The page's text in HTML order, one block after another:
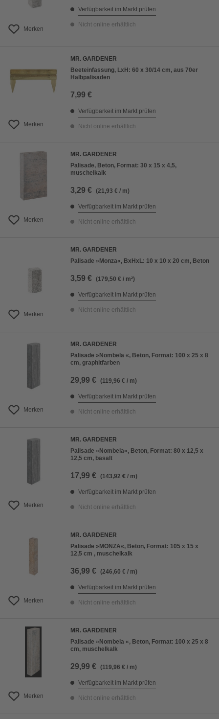
Merken
Verfügbarkeit im Markt prüfen
Nicht online erhältlich
Merken
MR. GARDENER
Beeteinfassung, LxH: 60 x 30/14 cm, aus 70er
Halbpalisaden
7,99 €
Verfügbarkeit im Markt prüfen
Nicht online erhältlich
Merken
MR. GARDENER
Palisade, Beton, Format: 30 x 15 x 4,5,
muschelkalk
3,29 € (21,93 € / m)
Verfügbarkeit im Markt prüfen
Nicht online erhältlich
Merken
MR. GARDENER
Palisade »Monza«, BxHxL: 10 x 10 x 20 cm, Beton
3,59 € (179,50 € / m²)
Verfügbarkeit im Markt prüfen
Nicht online erhältlich
Merken
MR. GARDENER
Palisade »Nombela «, Beton, Format: 100 x 25 x 8
cm, graphitfarben
29,99 € (119,96 € / m)
Verfügbarkeit im Markt prüfen
Nicht online erhältlich
Merken
MR. GARDENER
Palisade »Nombela«, Beton, Format: 80 x 12,5 x
12,5 cm, basalt
17,99 € (143,92 € / m)
Verfügbarkeit im Markt prüfen
Nicht online erhältlich
Merken
MR. GARDENER
Palisade »MONZA«, Beton, Format: 105 x 15 x
12,5 cm , muschelkalk
36,99 € (246,60 € / m)
Verfügbarkeit im Markt prüfen
Nicht online erhältlich
Merken
MR. GARDENER
Palisade »Nombela «, Beton, Format: 100 x 25 x 8
cm, muschelkalk
29,99 € (119,96 € / m)
Verfügbarkeit im Markt prüfen
Nicht online erhältlich